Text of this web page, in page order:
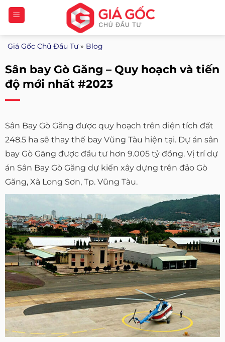
Bỏ
qua
nội
dung
Giá Gốc Chủ Đầu Tư» Blog
Sân bay Gò Găng – Quy hoạch và tiến
độ mới nhất #2023
Sân Bay Gò Găng được quy hoạch trên diện tích đất
248.5 ha sẽ thay thế bay Vũng Tàu hiện tại. Dự án sân
bay Gò Găng được đầu tư hơn 9.005 tỷ đồng. Vị trí dự
án Sân Bay Gò Găng dự kiến xây dựng trên đảo Gò
Găng, Xã Long Sơn, Tp. Vũng Tàu.